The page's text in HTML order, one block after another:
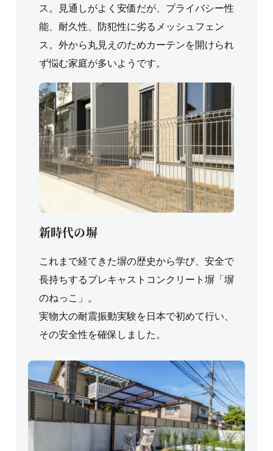
ス。見通しがよく安価だが、プライバシー性
能、耐久性、防犯性に劣るメッシュフェン
ス。外から丸見えのためカーテンを開けられ
ず悩む家庭が多いようです。
新時代の塀
これまで経てきた塀の歴史から学び、安全で
長持ちするプレキャストコンクリート塀「塀
のねっこ」。
実物大の耐震振動実験を日本で初めて行い、
その安全性を確保しました。